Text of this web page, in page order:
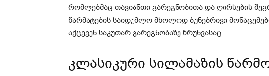
რომლებმაც თავიანთი გარეგნობითა და ღირსების
წარმატების საიდუმლო მხოლოდ ბუნებრივი
აქცევენ საკუთარ გარეგნობაზე ზრუნვასაც.
კლასიკური სილამაზის